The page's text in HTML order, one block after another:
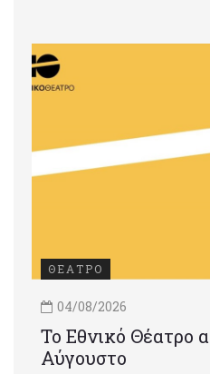
ΘΕΑΤΡΟ
04/08/2026
Το Εθνικό Θέατρο
Αύγουστο